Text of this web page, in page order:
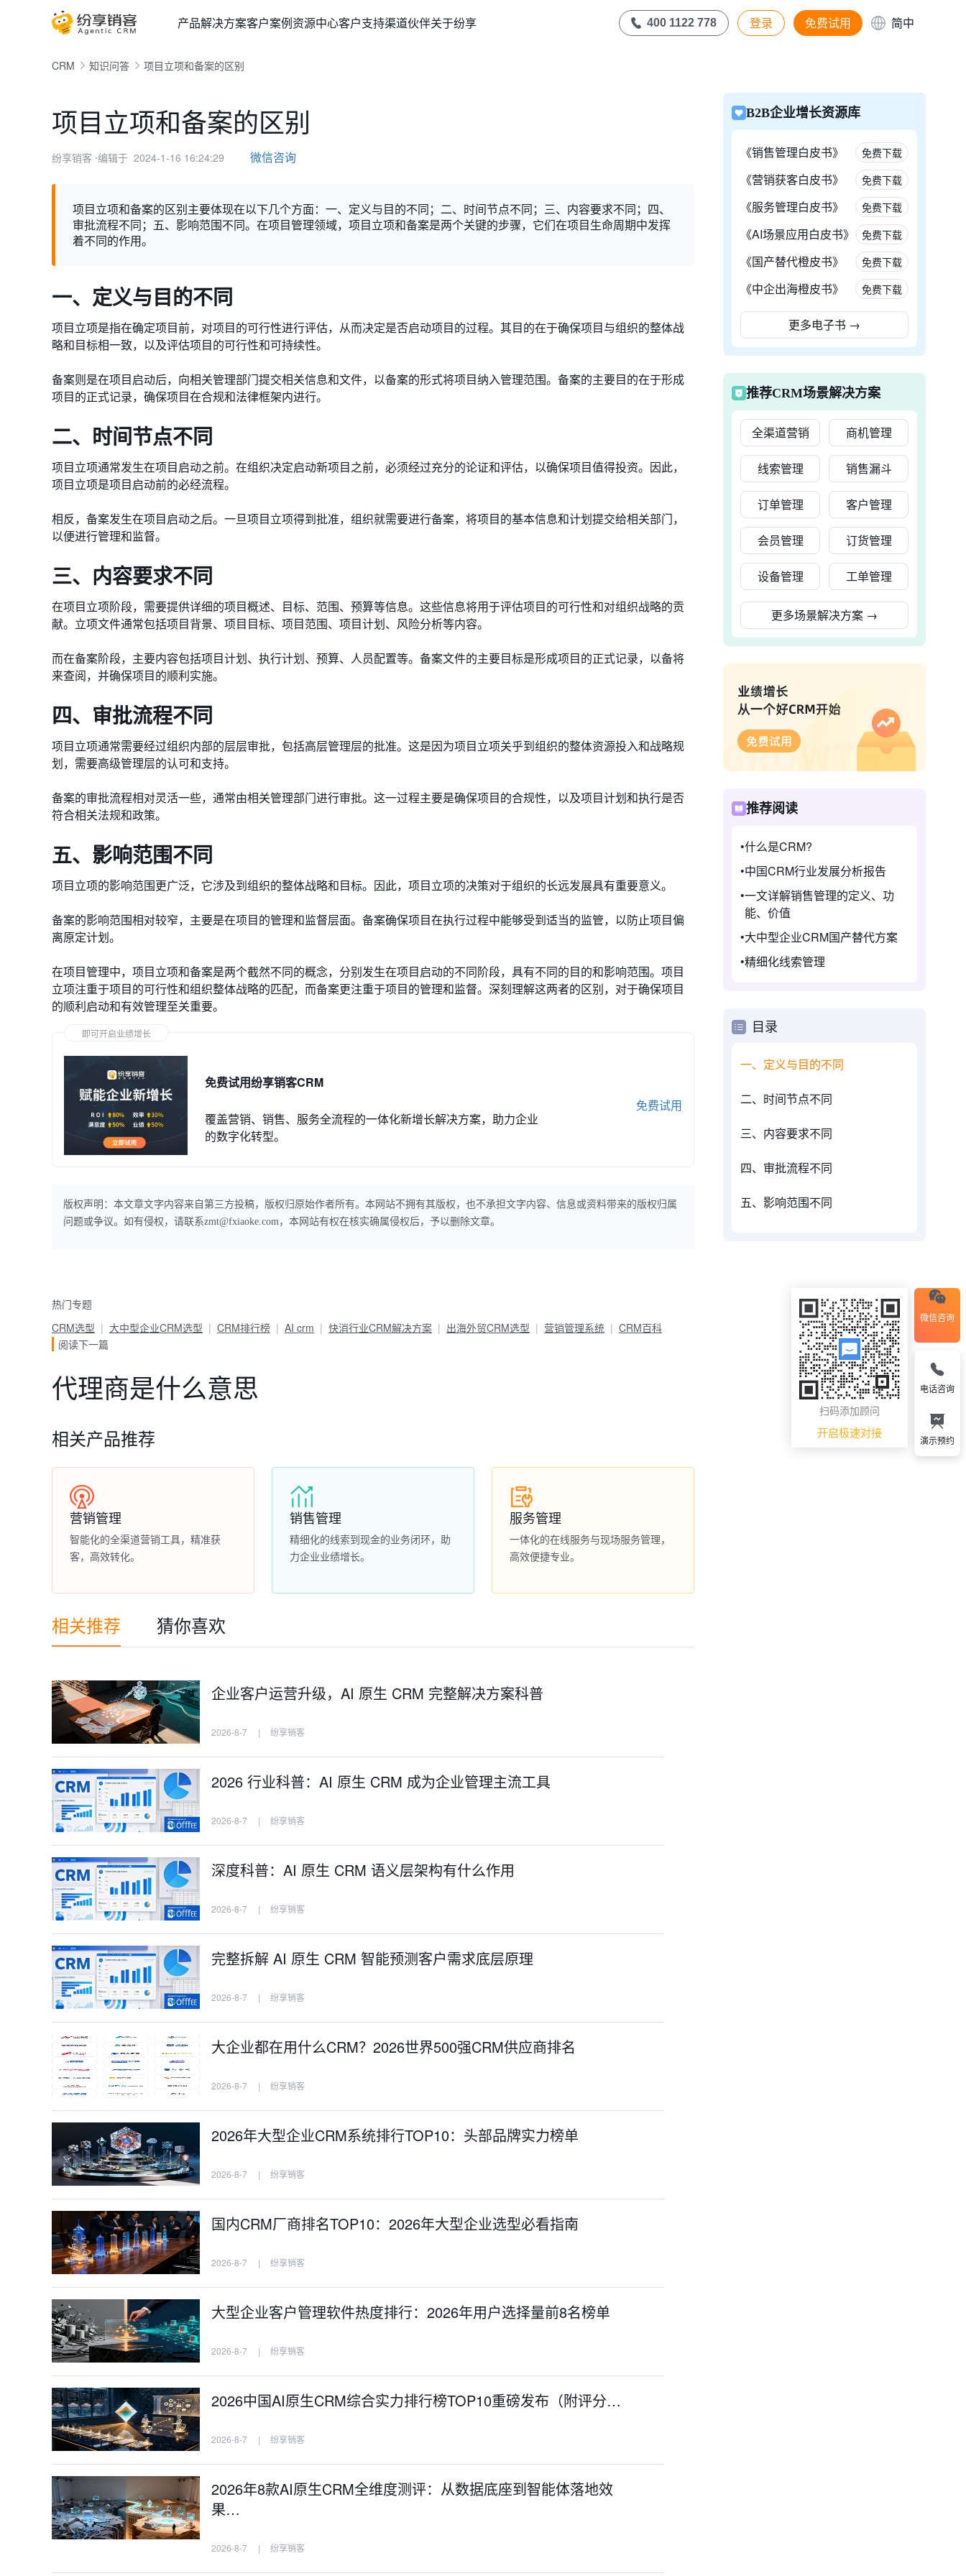
产品解决方案客户案例资源中心客户支持渠道伙伴关于纷享 400 1122 778 登录 免费试用 简中
CRM 知识问答 项目立项和备案的区别
项目立项和备案的区别
纷享销客 ⋅编辑于 2024-1-16 16:24:29 微信咨询
项目立项和备案的区别主要体现在以下几个方面：一、定义与目的不同；二、时间节点不同；三、内容要求不同；四、
审批流程不同；五、影响范围不同。在项目管理领域，项目立项和备案是两个关键的步骤，它们在项目生命周期中发挥
着不同的作用。
一、定义与目的不同
项目立项是指在确定项目前，对项目的可行性进行评估，从而决定是否启动项目的过程。其目的在于确保项目与组织的整体战
略和目标相一致，以及评估项目的可行性和可持续性。
备案则是在项目启动后，向相关管理部门提交相关信息和文件，以备案的形式将项目纳入管理范围。备案的主要目的在于形成
项目的正式记录，确保项目在合规和法律框架内进行。
二、时间节点不同
项目立项通常发生在项目启动之前。在组织决定启动新项目之前，必须经过充分的论证和评估，以确保项目值得投资。因此，
项目立项是项目启动前的必经流程。
相反，备案发生在项目启动之后。一旦项目立项得到批准，组织就需要进行备案，将项目的基本信息和计划提交给相关部门，
以便进行管理和监督。
三、内容要求不同
在项目立项阶段，需要提供详细的项目概述、目标、范围、预算等信息。这些信息将用于评估项目的可行性和对组织战略的贡
献。立项文件通常包括项目背景、项目目标、项目范围、项目计划、风险分析等内容。
而在备案阶段，主要内容包括项目计划、执行计划、预算、人员配置等。备案文件的主要目标是形成项目的正式记录，以备将
来查阅，并确保项目的顺利实施。
四、审批流程不同
项目立项通常需要经过组织内部的层层审批，包括高层管理层的批准。这是因为项目立项关乎到组织的整体资源投入和战略规
划，需要高级管理层的认可和支持。
备案的审批流程相对灵活一些，通常由相关管理部门进行审批。这一过程主要是确保项目的合规性，以及项目计划和执行是否
符合相关法规和政策。
五、影响范围不同
项目立项的影响范围更广泛，它涉及到组织的整体战略和目标。因此，项目立项的决策对于组织的长远发展具有重要意义。
备案的影响范围相对较窄，主要是在项目的管理和监督层面。备案确保项目在执行过程中能够受到适当的监管，以防止项目偏
离原定计划。
在项目管理中，项目立项和备案是两个截然不同的概念，分别发生在项目启动的不同阶段，具有不同的目的和影响范围。项目
立项注重于项目的可行性和组织整体战略的匹配，而备案更注重于项目的管理和监督。深刻理解这两者的区别，对于确保项目
的顺利启动和有效管理至关重要。
即可开启业绩增长
免费试用纷享销客CRM
覆盖营销、销售、服务全流程的一体化新增长解决方案，助力企业
的数字化转型。
免费试用
版权声明：本文章文字内容来自第三方投稿，版权归原始作者所有。本网站不拥有其版权，也不承担文字内容、信息或资料带来的版权归属
问题或争议。如有侵权，请联系zmt@fxiaoke.com，本网站有权在核实确属侵权后，予以删除文章。
热门专题
CRM选型
大中型企业CRM选型 CRM排行榜 AI crm 快消行业CRM解决方案 出海外贸CRM选型 营销管理系统
CRM百科
阅读下一篇
代理商是什么意思
相关产品推荐
营销管理
智能化的全渠道营销工具，精准获
客，高效转化。
销售管理
精细化的线索到现金的业务闭环，助
力企业业绩增长。
服务管理
一体化的在线服务与现场服务管理，
高效便捷专业。
B2B企业增长资源库
《销售管理白皮书》 免费下载
《营销获客白皮书》 免费下载
《服务管理白皮书》 免费下载
《AI场景应用白皮书》 免费下载
《国产替代橙皮书》 免费下载
《中企出海橙皮书》 免费下载
更多电子书 →
推荐CRM场景解决方案
全渠道营销 商机管理
线索管理 销售漏斗
订单管理 客户管理
会员管理 订货管理
设备管理 工单管理
更多场景解决方案 →
推荐阅读
什么是CRM?
中国CRM行业发展分析报告
一文详解销售管理的定义、功
能、价值
大中型企业CRM国产替代方案
精细化线索管理
目录
一、定义与目的不同
二、时间节点不同
三、内容要求不同
四、审批流程不同
五、影响范围不同
相关推荐 猜你喜欢
企业客户运营升级，AI 原生 CRM 完整解决方案科普
2026-8-7 | 纷享销客
2026 行业科普：AI 原生 CRM 成为企业管理主流工具
2026-8-7 | 纷享销客
深度科普：AI 原生 CRM 语义层架构有什么作用
2026-8-7 | 纷享销客
完整拆解 AI 原生 CRM 智能预测客户需求底层原理
2026-8-7 | 纷享销客
大企业都在用什么CRM？2026世界500强CRM供应商排名
2026-8-7 | 纷享销客
2026年大型企业CRM系统排行TOP10：头部品牌实力榜单
2026-8-7 | 纷享销客
国内CRM厂商排名TOP10：2026年大型企业选型必看指南
2026-8-7 | 纷享销客
大型企业客户管理软件热度排行：2026年用户选择量前8名榜单
2026-8-7 | 纷享销客
2026中国AI原生CRM综合实力排行榜TOP10重磅发布（附评分…
2026-8-7 | 纷享销客
2026年8款AI原生CRM全维度测评：从数据底座到智能体落地效
果…
2026-8-7 | 纷享销客
微信咨询
扫码添加顾问
开启极速对接
电话咨询
演示预约